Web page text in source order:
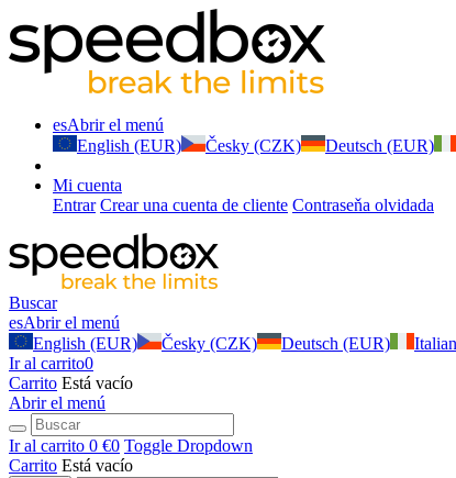
esAbrir el menú
English (EUR)
Česky (CZK) Deutsch (EUR)
Mi cuenta
Entrar Crear una cuenta de cliente Contraseňa olvidada
Buscar
esAbrir el menú
English (EUR)
Česky (CZK) Deutsch (EUR)
Ir al carrito0
Carrito Está vacío
Abrir el menú
Ir al carrito 0 €0 Toggle Dropdown
Carrito Está vacío